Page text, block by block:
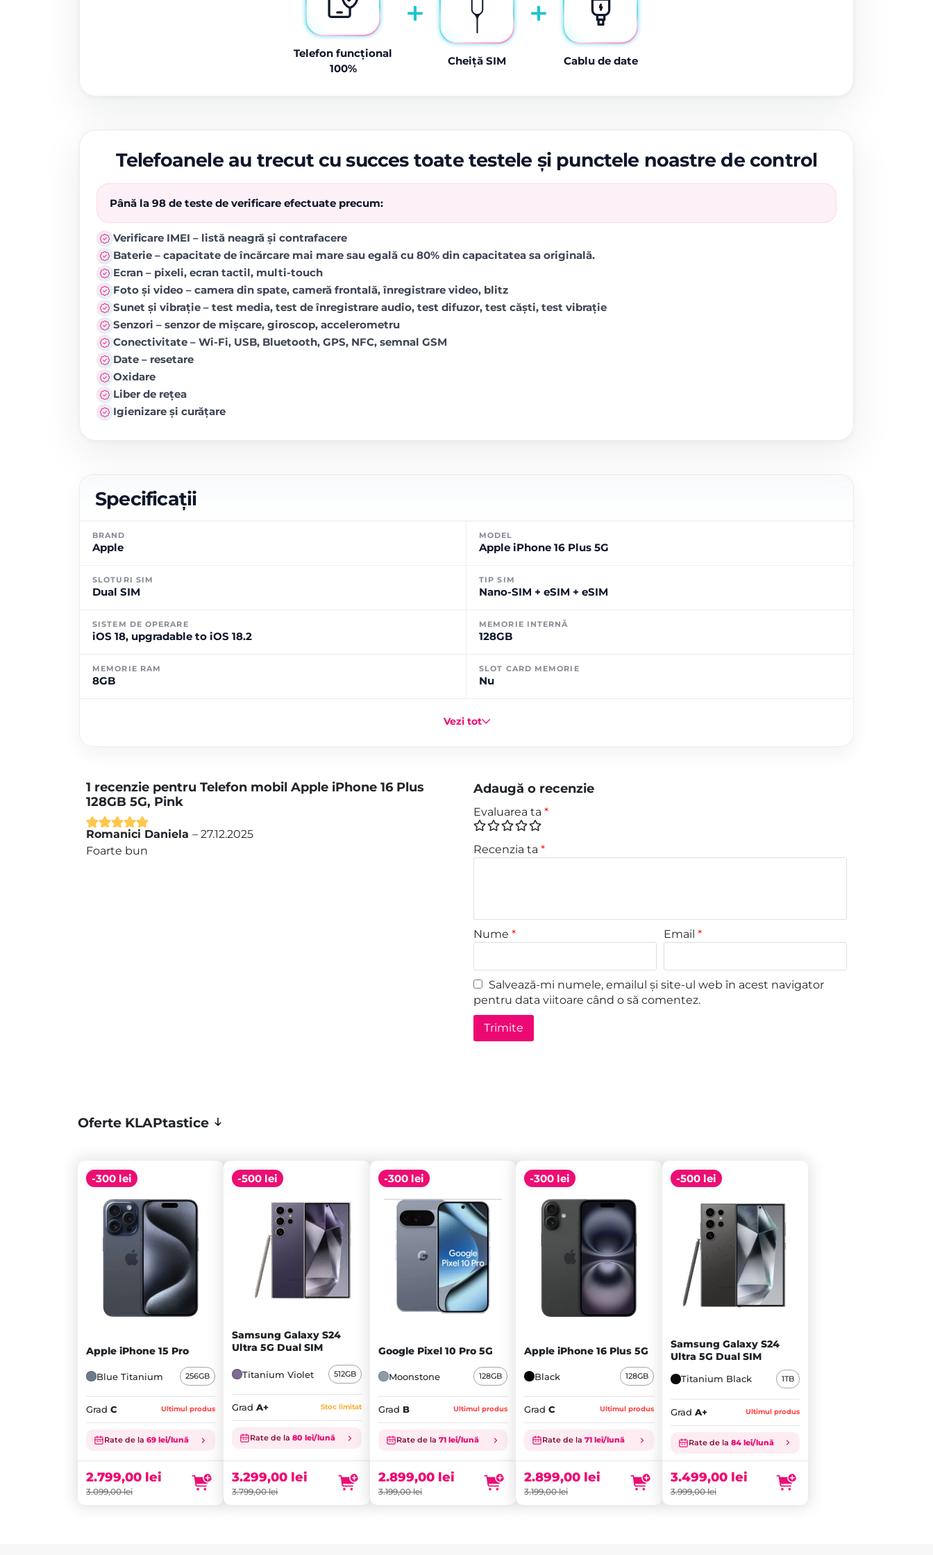
Telefon funcțional
100%
+
Cheiță SIM
+
Cablu de date
Telefoanele au trecut cu succes toate testele și punctele noastre de control
Până la 98 de teste de verificare efectuate precum:
Verificare IMEI – listă neagră și contrafacere
Baterie – capacitate de încărcare mai mare sau egală cu 80% din capacitatea sa originală.
Ecran – pixeli, ecran tactil, multi-touch
Foto și video – camera din spate, cameră frontală, înregistrare video, blitz
Sunet și vibrație – test media, test de înregistrare audio, test difuzor, test căști, test vibrație
Senzori – senzor de mișcare, giroscop, accelerometru
Conectivitate – Wi-Fi, USB, Bluetooth, GPS, NFC, semnal GSM
Date – resetare
Oxidare
Liber de rețea
Igienizare și curățare
Specificații
BRAND
Apple
MODEL
Apple iPhone 16 Plus 5G
SLOTURI SIM
Dual SIM
TIP SIM
Nano-SIM + eSIM + eSIM
SISTEM DE OPERARE
iOS 18, upgradable to iOS 18.2
MEMORIE INTERNĂ
128GB
MEMORIE RAM
8GB
SLOT CARD MEMORIE
Nu
Vezi tot
1 recenzie pentru Telefon mobil Apple iPhone 16 Plus
128GB 5G, Pink
Evaluat la 5
din 5
Romanici Daniela – 27.12.2025
Foarte bun
Adaugă o recenzie
Evaluarea ta *
Recenzia ta *
Nume * Email*
Salvează-mi numele, emailul și site-ul web în acest navigator
pentru data viitoare când o să comentez.
Oferte KLAPtastice
-300 lei
Apple iPhone 15 Pro
Blue Titanium 256GB
Grad C Ultimul produs
Rate de la 69 lei/lună
3.099,00lei
Prețul
inițial
fost:
3.099,00 lei.
2.799,00 lei
Prețul
este:
2.799,00 lei.
-500 lei
Samsung Galaxy S24
Ultra 5G Dual SIM
Titanium Violet 512GB
Grad A+ Stoc limitat
Rate de la80 lei/lună
3.799,00lei
inițial
fost:
3.799,00 lei.
3.299,00 lei
Prețul
este:
3.299,00 lei.
-300 lei
Google Pixel 10 Pro 5G
Moonstone 128GB
Grad B Ultimul produs
Rate de la 71 lei/lună
3.199,00lei
Prețul
inițial
fost:
3.199,00 lei.
2.899,00 lei
Prețul
este:
2.899,00 lei.
-300 lei
Apple iPhone 16 Plus 5G
Black 128GB
Grad C Ultimul produs
Rate de la71 lei/lună
3.199,00lei
Prețul
inițial
fost:
3.199,00 lei.
2.899,00 lei
Prețul
este:
2.899,00 lei.
-500 lei
Samsung Galaxy S24
Ultra 5G Dual SIM
Titanium Black 1TB
Grad A+ Ultimul produs
Rate de la 84 lei/lună
3.999,00lei
Prețul
inițial
fost:
3.999,00 lei.
3.499,00 lei
Prețul
este:
3.499,00 lei.